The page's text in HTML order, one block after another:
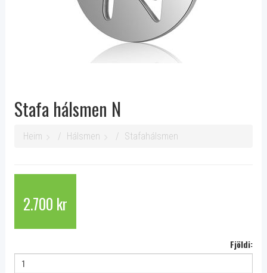
Stafa hálsmen N
Heim Hálsmen Stafahálsmen
2.700 kr
Fjöldi: